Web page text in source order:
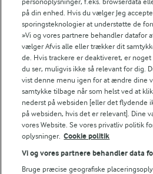
LAKTOSEFRI
Få tips til
laktose
Andre gode forslag
på din enhed. Hvis du vælger Jeg
sporingsteknologier at understøtte de
»Vi og vores partnere behandler datafor
vælger Afvis alle eller trækker dit
de. Hvis trackere er deaktiveret, er
du ser, muligvis ikke så relevant for dig.
vist denne menu igen for at ændre dine
samtykke tilbage når som helst ved at
nederst på websiden [eller det flydende
på websiden, hvis det er relevant]. Dine
vores Website. Se vores privatliv politik
oplysninger. Cookie politik
Vi og vores partnere behandler data
Bruge præcise geografiske